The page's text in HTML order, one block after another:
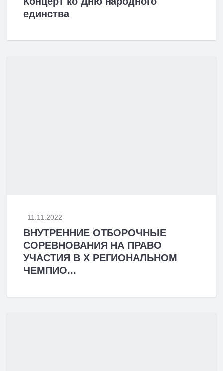
единства
11.11.2022
ВНУТРЕННИЕ ОТБОРОЧНЫЕ
СОРЕВНОВАНИЯ НА ПРАВО
УЧАСТИЯ В X РЕГИОНАЛЬНОМ
ЧЕМПИО...